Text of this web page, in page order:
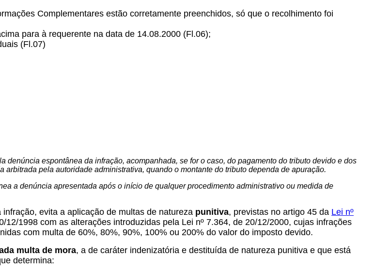
Complementares estão corretamente preenchidos, só que o recolhimento foi
para à requerente na data de 14.08.2000 (Fl.06);
(Fl.07)
denúncia espontânea da infração, acompanhada, se for o caso, do pagamento do tributo devido e dos
arbitrada pela autoridade administrativa, quando o montante do tributo dependa de apuração.
a denúncia apresentada após o início de qualquer procedimento administrativo ou medida de
evita a aplicação de multas de natureza punitiva, previstas no artigo 45 da Lei nº
1998 com as alterações introduzidas pela Lei nº 7.364, de 20/12/2000, cujas infrações
com multa de 60%, 80%, 90%, 100% ou 200% do valor do imposto devido.
multa de mora, a de caráter indenizatória e destituída de natureza punitiva e que está
determina: